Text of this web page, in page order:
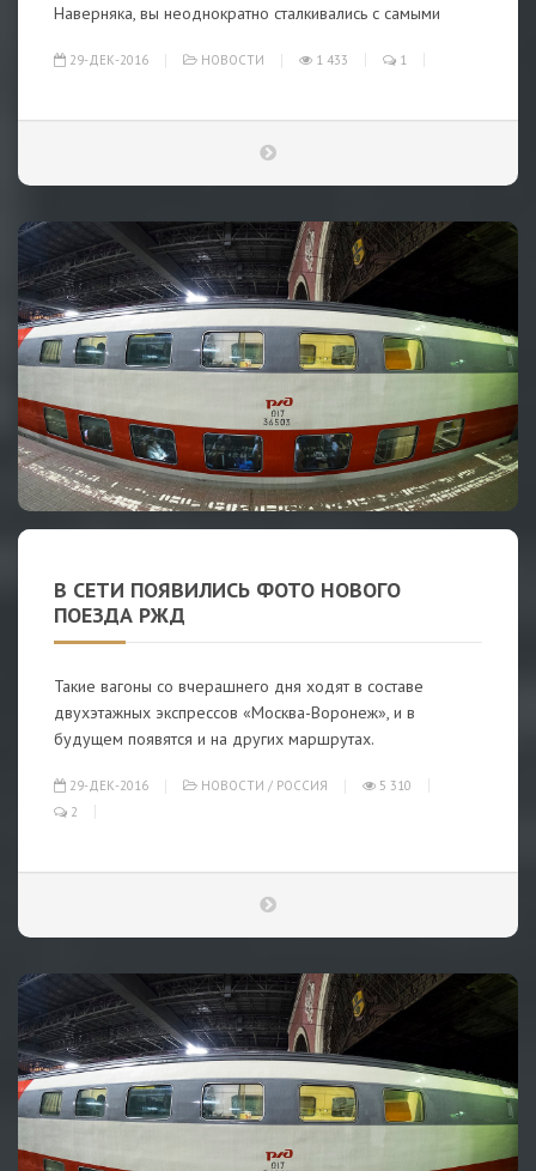
Наверняка, вы неоднократно сталкивались с самыми
29-ДЕК-2016 НОВОСТИ 1 433 1
В СЕТИ ПОЯВИЛИСЬ ФОТО НОВОГО
ПОЕЗДА РЖД
Такие вагоны со вчерашнего дня ходят в составе
двухэтажных экспрессов «Москва-Воронеж», и в
будущем появятся и на других маршрутах.
29-ДЕК-2016 НОВОСТИ / РОССИЯ
5 310
2